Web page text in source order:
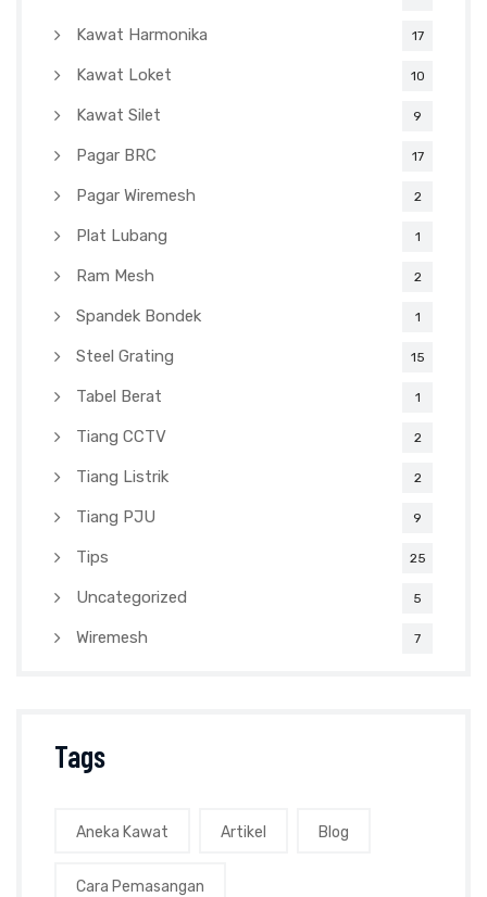
Kawat Harmonika 17
Kawat Loket 10
Kawat Silet 9
Pagar BRC 17
Pagar Wiremesh 2
Plat Lubang 1
Ram Mesh 2
Spandek Bondek 1
Steel Grating 15
Tabel Berat 1
Tiang CCTV 2
Tiang Listrik 2
Tiang PJU 9
Tips 25
Uncategorized 5
Wiremesh 7
Tags
Aneka Kawat Artikel Blog
Cara Pemasangan